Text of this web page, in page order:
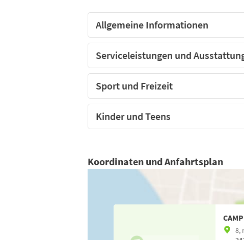
Allgemeine Informationen
Serviceleistungen und
Sport und Freizeit
Kinder und Teens
Koordinaten und Anfahrtsplan
8,